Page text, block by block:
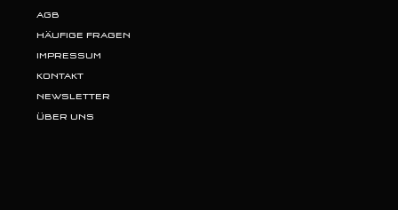
AGB
HÄUFIGE FRAGEN
IMPRESSUM
KONTAKT
NEWSLETTER
ÜBER UNS